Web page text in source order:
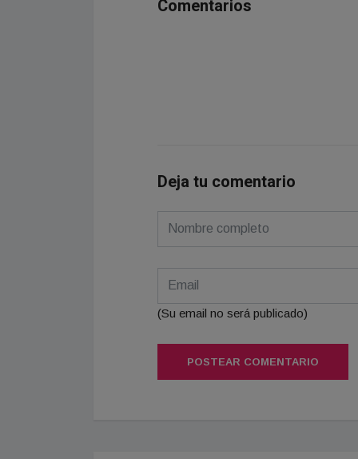
Comentarios
Deja tu comentario
(Su email no será publicado)
POSTEAR COMENTARIO